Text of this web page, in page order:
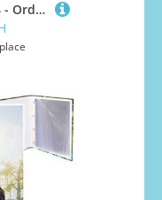
alles-meine.de GmbH A4 - Ordner - Zeugnisse__ Weltraum - Space - Raumschiff - incl. Name - mit Einsteckseiten - ERWEITERBAR - Ringbuch/Sammelordner - Zeugnismappe & Do..